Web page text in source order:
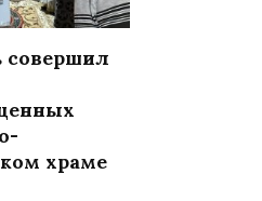
совершил
храме